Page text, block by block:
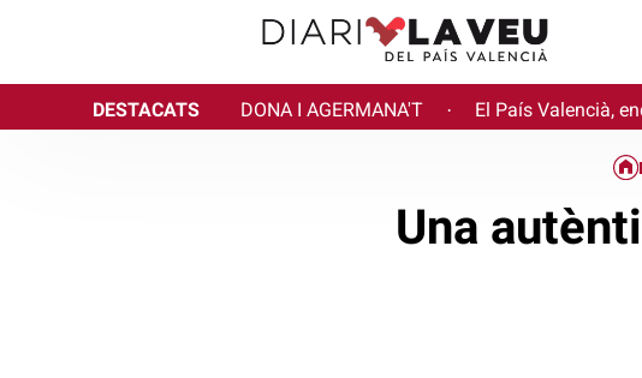
DESTACATS DONA I AGERMANA'T · El País Valencià,
Una